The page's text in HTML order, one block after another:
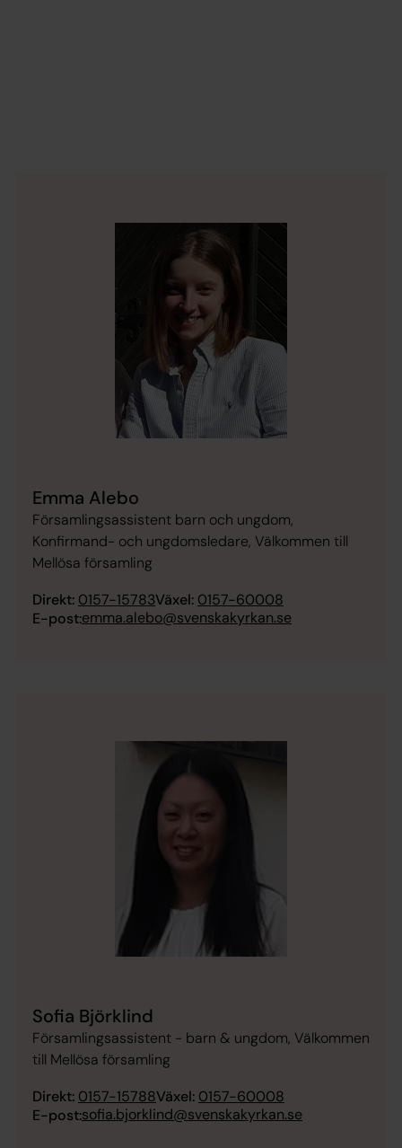
Emma Alebo
Församlingsassistent barn och ungdom,
Konfirmand- och ungdomsledare, Välkommen till
Mellösa församling
Direkt: 0157-15783Växel: 0157-60008
E-post:emma.alebo@svenskakyrkan.se
Sofia Björklind
Församlingsassistent - barn & ungdom, Välkommen
till Mellösa församling
Direkt: 0157-15788Växel: 0157-60008
E-post:sofia.bjorklind@svenskakyrkan.se